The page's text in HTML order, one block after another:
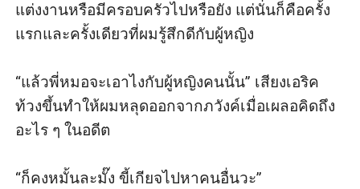
แต่งงานหรือมีครอบครัวไปหรือยัง แต่นั่นก็คือครั้ง
แรกและครั้งเดียวที่ผมรู้สึกดีกับผู้หญิง
“แล้วพี่หมอจะเอาไงกับผู้หญิงคนนั้น” เสียงเอริค
ท้วงขึ้นทำให้ผมหลุดออกจากภวังค์เมื่อเผลอคิดถึง
อะไร ๆ ในอดีต
“ก็คงหมั้นละมั๊ง ขี้เกียจไปหาคนอื่นวะ”